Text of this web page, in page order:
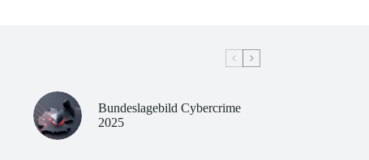
Bundeslagebild Cybercrime
2025